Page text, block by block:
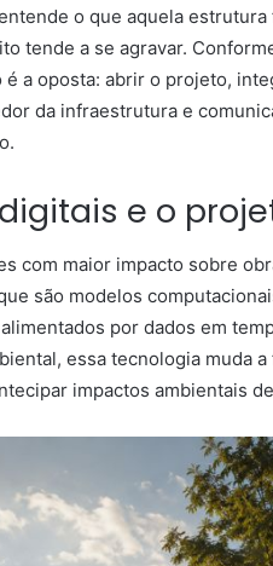
o que aquela
tende a se agravar.
é a oposta: abrir o projeto,
da infraestrutura e
e o
com maior impacto sobre
são modelos
por dados em
essa tecnologia muda
impactos ambientais